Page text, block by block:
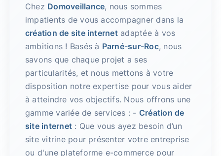
Chez Domoveillance, nous sommes
impatients de vous accompagner dans la
création de site internetadaptée à vos
ambitions ! Basés à Parné-sur-Roc, nous
savons que chaque projet a ses
particularités, et nous mettons à votre
disposition notre expertise pour vous aider
à atteindre vos objectifs. Nous offrons une
gamme variée de services : - Création de
site internet : Que vous ayez besoin d’un
site vitrine pour présenter votre entreprise
ou d'une plateforme e-commerce pour